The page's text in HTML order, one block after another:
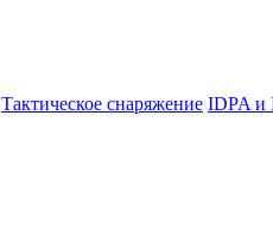
Тактическое снаряжение IDPA и